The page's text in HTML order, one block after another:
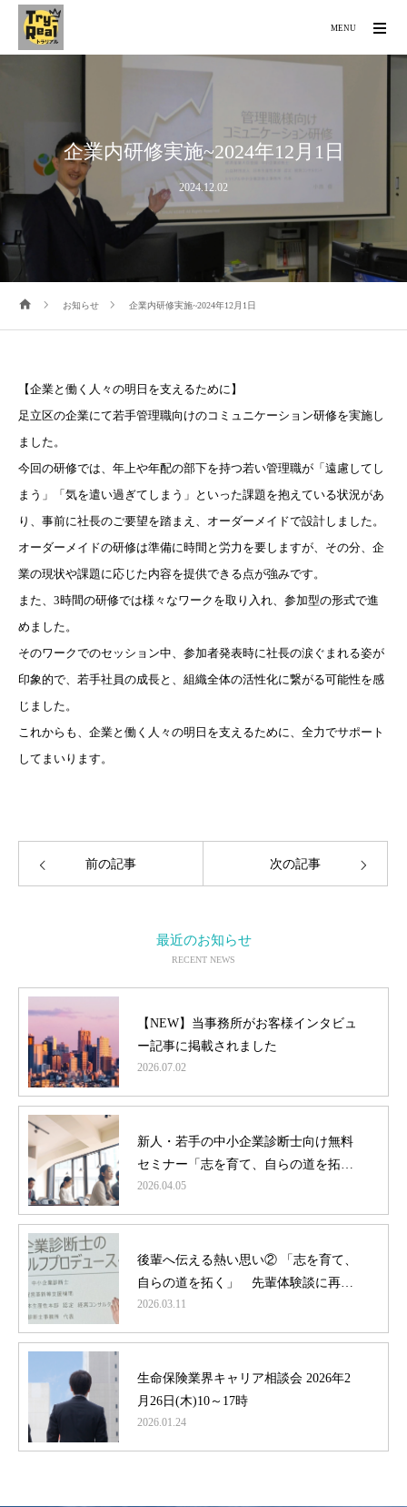
企業内研修実施~2024年12月1日
2024.12.02
お知らせ 企業内研修実施~2024年12月1日
【企業と働く人々の明日を支えるために】
足立区の企業にて若手管理職向けのコミュニケーション研修を実施し
ました。
今回の研修では、年上や年配の部下を持つ若い管理職が「遠慮してし
まう」「気を遣い過ぎてしまう」といった課題を抱えている状況があ
り、事前に社長のご要望を踏まえ、オーダーメイドで設計しました。
オーダーメイドの研修は準備に時間と労力を要しますが、その分、企
業の現状や課題に応じた内容を提供できる点が強みです。
また、3時間の研修では様々なワークを取り入れ、参加型の形式で進
めました。
そのワークでのセッション中、参加者発表時に社長の涙ぐまれる姿が
印象的で、若手社員の成長と、組織全体の活性化に繋がる可能性を感
じました。
これからも、企業と働く人々の明日を支えるために、全力でサポート
してまいります。
前の記事 次の記事
最近のお知らせ
RECENT NEWS
【NEW】当事務所がお客様インタビュ
ー記事に掲載されました
2026.07.02
新人・若手の中小企業診断士向け無料
セミナー「志を育て、自らの道を拓
く」オンラインにて開催！
2026.04.05
後輩へ伝える熱い思い② 「志を育て、
自らの道を拓く」 先輩体験談に再び
登壇
2026.03.11
生命保険業界キャリア相談会 2026年2
月26日(木)10～17時
2026.01.24
MENU
トラリアルとは
保険業専門成長コーチ
【NEW】 お知らせ